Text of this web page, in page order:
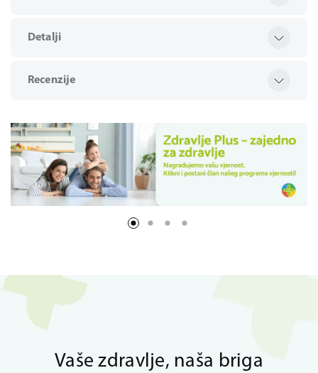
Detalji
Recenzije
Vaše zdravlje, naša briga